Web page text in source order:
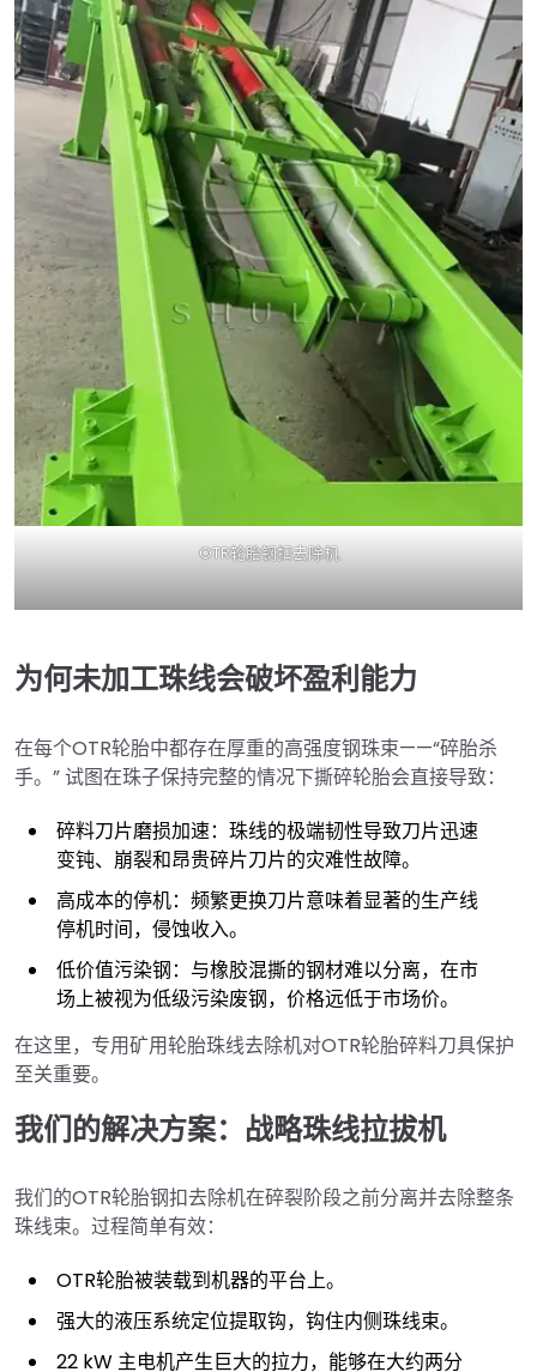
OTR轮胎钢扣去除机
为何未加工珠线会破坏盈利能力
在每个OTR轮胎中都存在厚重的高强度钢珠束——“碎胎杀
手。” 试图在珠子保持完整的情况下撕碎轮胎会直接导致：
碎料刀片磨损加速：珠线的极端韧性导致刀片迅速
变钝、崩裂和昂贵碎片刀片的灾难性故障。
高成本的停机：频繁更换刀片意味着显著的生产线
停机时间，侵蚀收入。
低价值污染钢：与橡胶混撕的钢材难以分离，在市
场上被视为低级污染废钢，价格远低于市场价。
在这里，专用矿用轮胎珠线去除机对OTR轮胎碎料刀具保护
至关重要。
我们的解决方案：战略珠线拉拔机
我们的OTR轮胎钢扣去除机在碎裂阶段之前分离并去除整条
珠线束。过程简单有效：
OTR轮胎被装载到机器的平台上。
强大的液压系统定位提取钩，钩住内侧珠线束。
22 kW 主电机产生巨大的拉力，能够在大约两分